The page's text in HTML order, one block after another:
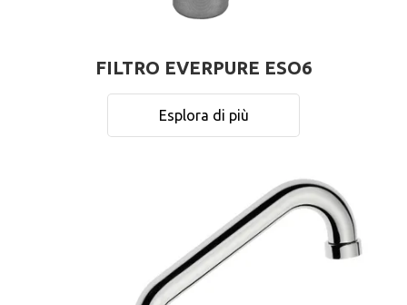
FILTRO EVERPURE ESO6
Esplora di più